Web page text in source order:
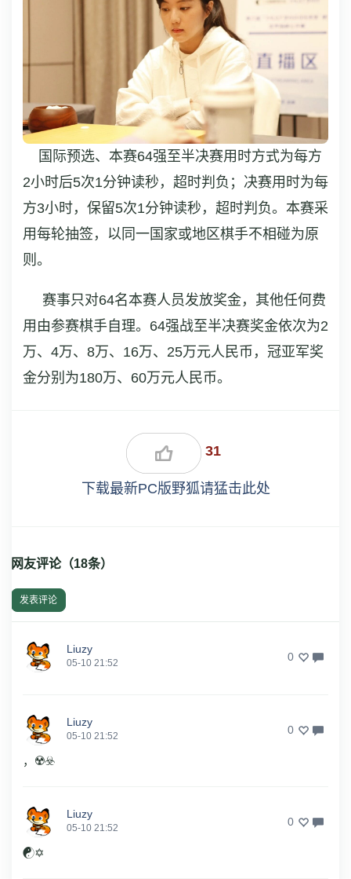
国际预选、本赛64强至半决赛用时方式为每方
2小时后5次1分钟读秒，超时判负；决赛用时为每
方3小时，保留5次1分钟读秒，超时判负。本赛采
用每轮抽签，以同一国家或地区棋手不相碰为原
则。
赛事只对64名本赛人员发放奖金，其他任何费
用由参赛棋手自理。64强战至半决赛奖金依次为2
万、4万、8万、16万、25万元人民币，冠亚军奖
金分别为180万、60万元人民币。
31
下载最新PC版野狐请猛击此处
网友评论（18条）
发表评论
Liuzy
05-10 21:52 0
Liuzy
05-10 21:52 0
，☢️☣️
Liuzy
05-10 21:52 0
☯️✡️